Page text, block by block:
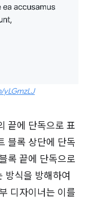
끝에 단독으로 표
블록 상단에 단독
록 끝에 단독으로
방식을 방해하여
디자이너는 이를